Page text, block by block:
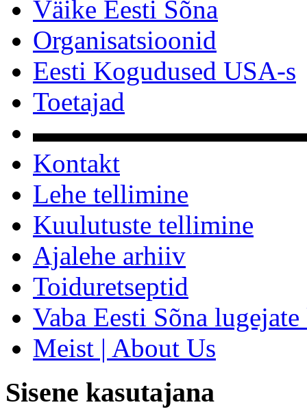
Väike Eesti Sõna
Organisatsioonid
Eesti Kogudused USA-s
Toetajad
Kontakt
Lehe tellimine
Kuulutuste tellimine
Ajalehe arhiiv
Toiduretseptid
Vaba Eesti Sõna
Meist | About Us
Sisene kasutajana